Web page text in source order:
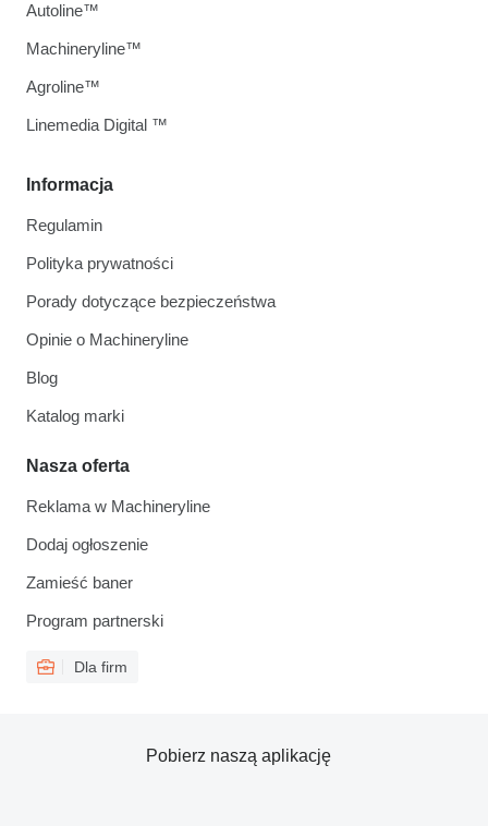
Informacja
Regulamin
Polityka prywatności
Porady dotyczące bezpieczeństwa
Opinie o Machineryline
Blog
Katalog marki
Nasza oferta
Reklama w Machineryline
Dodaj ogłoszenie
Zamieść baner
Program partnerski
Dla firm
Autoline™
Machineryline™
Agroline™
Linemedia Digital ™
Pobierz naszą aplikację